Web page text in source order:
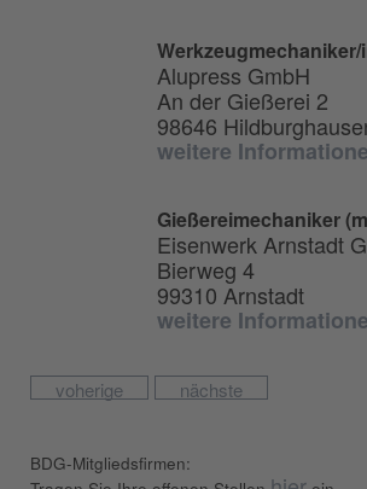
Werkzeugmechaniker/
Alupress GmbH
An der Gießerei 2
98646
weitere
Gießereimechaniker
Eisenwerk Arnstadt
Bierweg 4
99310 Arnstadt
weitere
voherige nächste
BDG-Mitgliedsfirmen: